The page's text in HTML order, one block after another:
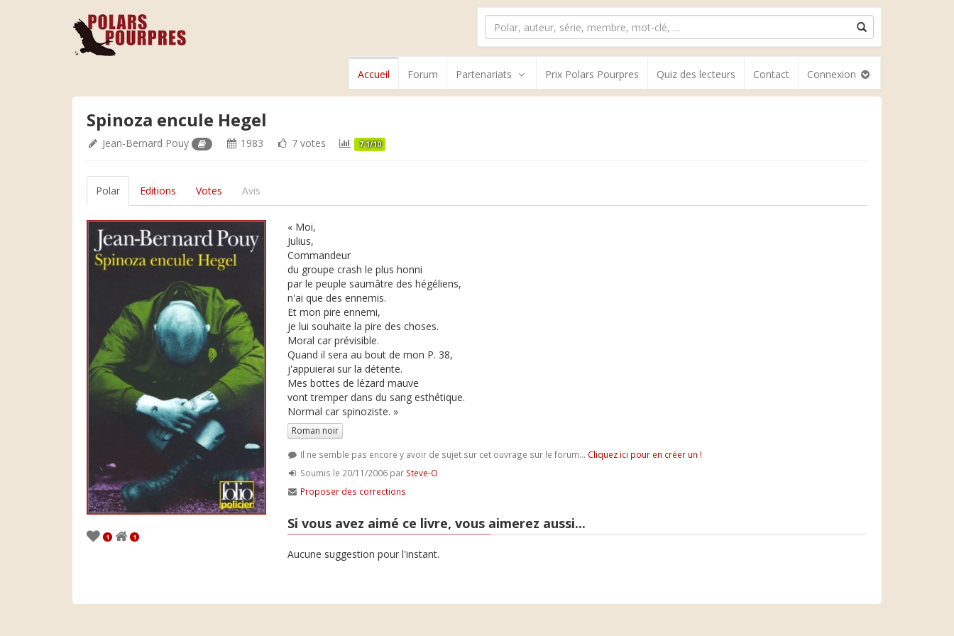
Accueil Forum Partenariats Prix Polars Pourpres Quiz des lecteurs Contact Connexion
Spinoza encule Hegel
Jean-Bernard Pouy 1983 7 votes 7.1/10
Polar Editions Votes Avis
1 1
« Moi,
Julius,
Commandeur
du groupe crash le plus honni
par le peuple saumâtre des hégéliens,
n'ai que des ennemis.
Et mon pire ennemi,
je lui souhaite la pire des choses.
Moral car prévisible.
Quand il sera au bout de mon P. 38,
j'appuierai sur la détente.
Mes bottes de lézard mauve
vont tremper dans du sang esthétique.
Normal car spinoziste. »
Roman noir
Il ne semble pas encore y avoir de sujet sur cet ouvrage sur le forum... Cliquez ici pour en créer un !
Soumis le 20/11/2006 par Steve-O
Proposer des corrections
Si vous avez aimé ce livre, vous aimerez aussi...
Aucune suggestion pour l'instant.